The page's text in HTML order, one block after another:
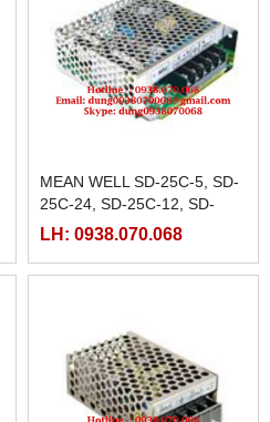
MEAN WELL SD-25C-5, SD-
25C-24, SD-25C-12, SD-
25B-5
LH: 0938.070.068